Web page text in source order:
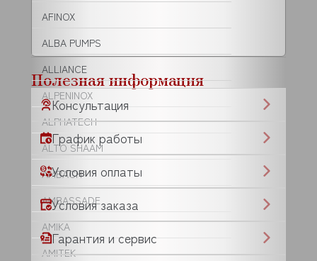
AFINOX
ALBA PUMPS
ALLIANCE
ALPENINOX
ALPHATECH
ALTO SHAAM
AMBACH
AMBASSADE
AMIKA
AMITEK
Полезная информация
Консультация
График работы
Условия оплаты
Условия заказа
Гарантия и сервис